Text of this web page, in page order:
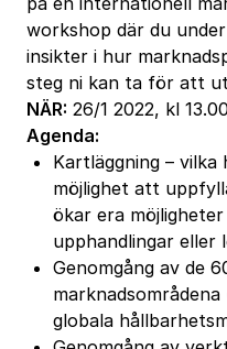
workshop där du
insikter i hur
steg ni kan ta för att
NÄR: 26/1 2022, kl
Agenda:
Kartläggning –
möjlighet att
ökar era
upphandlingar
Genomgång av de
globala